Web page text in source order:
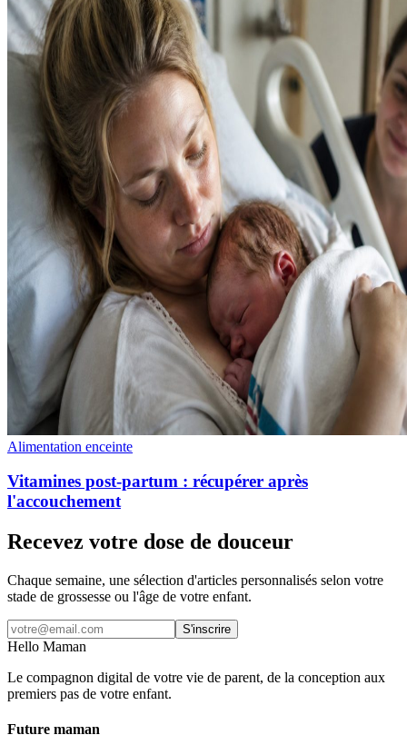
Alimentation enceinte
Vitamines post-partum : récupérer après
l'accouchement
Recevez votre dose de douceur
Chaque semaine, une sélection d'articles personnalisés selon votre
stade de grossesse ou l'âge de votre enfant.
S'inscrire
Hello Maman
Le compagnon digital de votre vie de parent, de la conception aux
premiers pas de votre enfant.
Future maman